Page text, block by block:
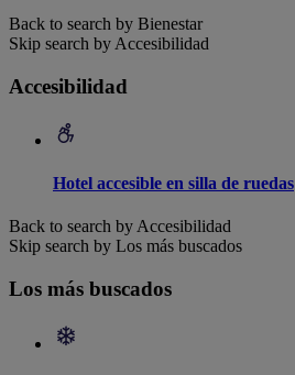
Back to search by Bienestar
Skip search by Accesibilidad
Accesibilidad
Hotel accesible en silla de ruedas
Back to search by Accesibilidad
Skip search by Los más buscados
Los más buscados